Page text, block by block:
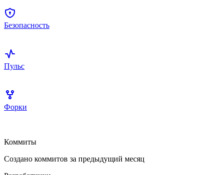
Безопасность
Пульс
Форки
Коммиты
Создано коммитов за предыдущий месяц